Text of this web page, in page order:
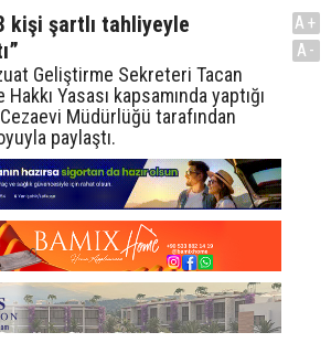
kişi şartlı tahliyeyle
Geliştirme Sekreteri Tacan
Yasası kapsamında yaptığı
Müdürlüğü tarafından
paylaştı.
A+
A-